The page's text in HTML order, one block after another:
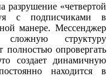
разрушение «четвертой
с подписчиками в
манере. Мессенджер
сложную структуру
полностью опровергать
создает динамичную
находится в